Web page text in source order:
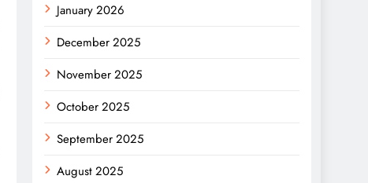
January 2026
December 2025
November 2025
October 2025
September 2025
August 2025